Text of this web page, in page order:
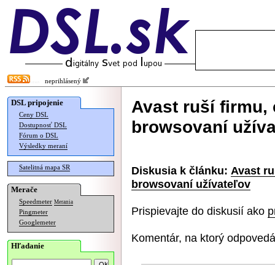
neprihlásený
DSL pripojenie
Ceny DSL
Dostupnosť DSL
Fórum o DSL
Výsledky meraní
Satelitná mapa SR
Merače
Speedmeter Merania
Pingmeter
Googlemeter
Hľadanie
Avast ruší firmu,
browsovaní
Diskusia k článku: Avast
browsovaní užívateľov
Prispievajte do diskusií ako
Komentár, na ktorý